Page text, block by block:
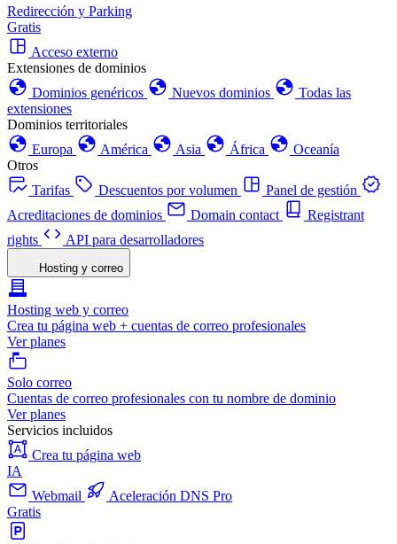
Redirección y Parking
Gratis
Acceso externo
Extensiones de dominios
Dominios genéricos
Nuevos dominios
Todas las
extensiones
Dominios territoriales
Europa
América Asia África
Oceanía
Otros
Tarifas
Descuentos por volumen
Panel de gestión
Acreditaciones de dominios
Domain contact
Registrant
rights
API para desarrolladores
Hosting y correo
Hosting web y correo
Crea tu página web + cuentas de correo profesionales
Ver planes
Solo correo
Cuentas de correo profesionales con tu nombre de dominio
Ver planes
Servicios incluidos
Crea tu página web
IA
Webmail
Aceleración DNS Pro
Gratis